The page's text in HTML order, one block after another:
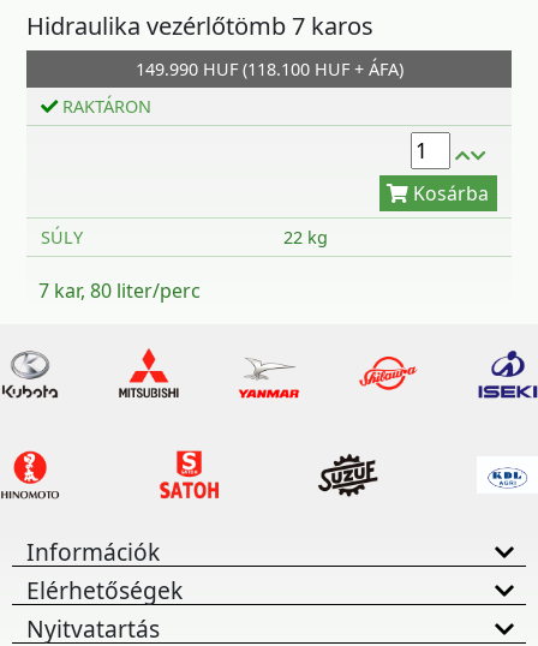
Hidraulika vezérlőtömb 7 karos
149.990 HUF (118.100 HUF + ÁFA)
RAKTÁRON
Kosárba
SÚLY 22 kg
7 kar, 80 liter/perc
Információk
Elérhetőségek
Nyitvatartás